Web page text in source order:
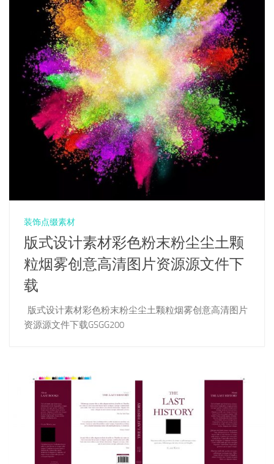
装饰点缀素材
版式设计素材彩色粉末粉尘尘土颗
粒烟雾创意高清图片资源源文件下
载
版式设计素材彩色粉末粉尘尘土颗粒烟雾创意高清图片
资源源文件下载GSGG200